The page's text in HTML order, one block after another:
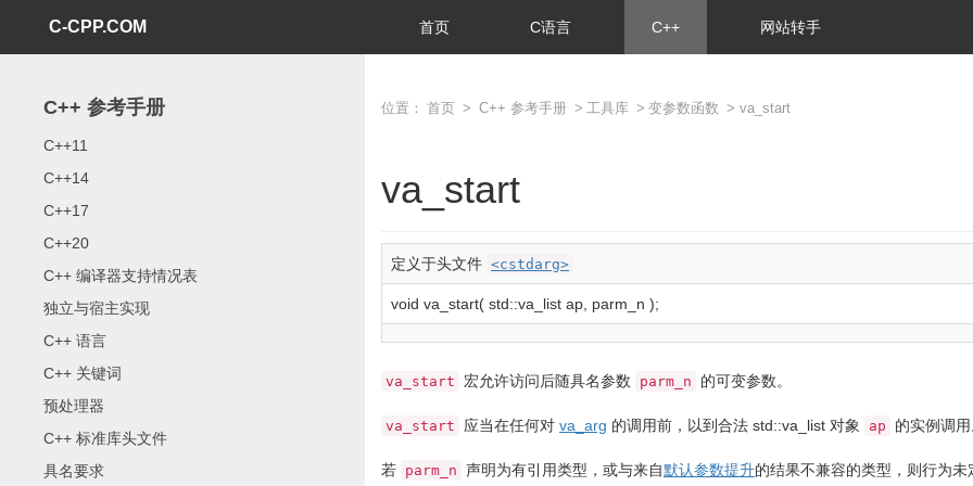
C-CPP.COM 首页 C语言 C++ 网站转手
C++ 参考手册
C++11
C++14
C++17
C++20
C++ 编译器支持情况表
独立与宿主实现
C++ 语言
C++ 关键词
预处理器
C++ 标准库头文件
具名要求
位置： 首页 > C++ 参考手册 > 工具库 > 变参数函数 > va_start
va_start
定义于头文件 <cstdarg>
void va_start( std::va_list ap, parm_n );
va_start 宏允许访问后随具名参数 parm_n 的可变参数。
va_start 应当在任何对 va_arg 的调用前，以到合法 std::va_list 对象 ap 的实例调用
若 parm_n 声明为有引用类型，或与来自默认参数提升的结果不兼容的类型，则行为未